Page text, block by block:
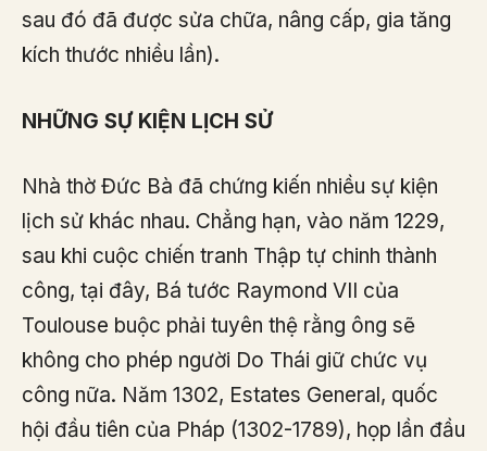
sau đó đã được sửa chữa, nâng cấp, gia tăng
kích thước nhiều lần).
NHỮNG SỰ KIỆN LỊCH SỬ
Nhà thờ Đức Bà đã chứng kiến ​​nhiều sự kiện
lịch sử khác nhau. Chẳng hạn, vào năm 1229,
sau khi cuộc chiến tranh Thập tự chinh thành
công, tại đây, Bá tước Raymond VII của
Toulouse buộc phải tuyên thệ rằng ông sẽ
không cho phép người Do Thái giữ chức vụ
công nữa. Năm 1302, Estates General, quốc
hội đầu tiên của Pháp (1302-1789), họp lần đầu